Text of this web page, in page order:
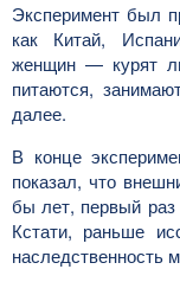
Эксперимент был
как Китай,
женщин — курят
питаются,
далее.
В конце
показал, что
бы лет, первый раз
Кстати, раньше
наследственность